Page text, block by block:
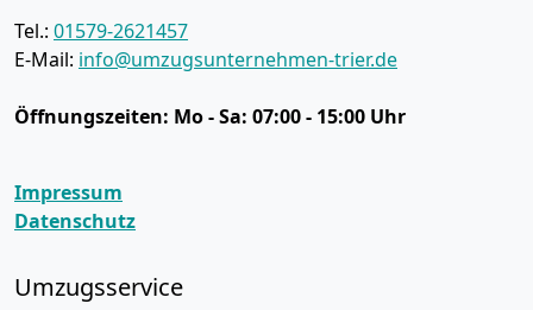
Tel.: 01579-2621457
E-Mail: info@umzugsunternehmen-trier.de
Öffnungszeiten: Mo - Sa: 07:00 - 15:00 Uhr
Impressum
Datenschutz
Umzugsservice